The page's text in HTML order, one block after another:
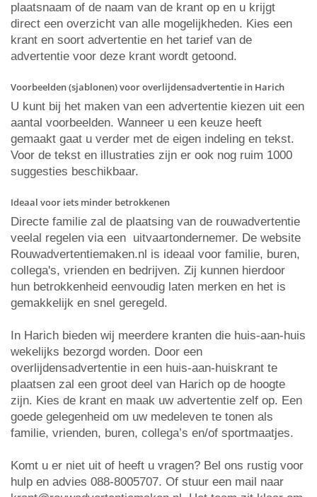
plaatsnaam of de naam van de krant op en u krijgt
direct een overzicht van alle mogelijkheden. Kies een
krant en soort advertentie en het tarief van de
advertentie voor deze krant wordt getoond.
Voorbeelden (sjablonen) voor overlijdensadvertentie in Harich
U kunt bij het maken van een advertentie kiezen uit een
aantal voorbeelden. Wanneer u een keuze heeft
gemaakt gaat u verder met de eigen indeling en tekst.
Voor de tekst en illustraties zijn er ook nog ruim 1000
suggesties beschikbaar.
Ideaal voor iets minder betrokkenen
Directe familie zal de plaatsing van de rouwadvertentie
veelal regelen via een uitvaartondernemer. De website
Rouwadvertentiemaken.nl is ideaal voor familie, buren,
collega's, vrienden en bedrijven. Zij kunnen hierdoor
hun betrokkenheid eenvoudig laten merken en het is
gemakkelijk en snel geregeld.
In Harich bieden wij meerdere kranten die huis-aan-huis
wekelijks bezorgd worden. Door een
overlijdensadvertentie in een huis-aan-huiskrant te
plaatsen zal een groot deel van Harich op de hoogte
zijn. Kies de krant en maak uw advertentie zelf op. Een
goede gelegenheid om uw medeleven te tonen als
familie, vrienden, buren, collega’s en/of sportmaatjes.
Komt u er niet uit of heeft u vragen? Bel ons rustig voor
hulp en advies 088-8005707. Of stuur een mail naar